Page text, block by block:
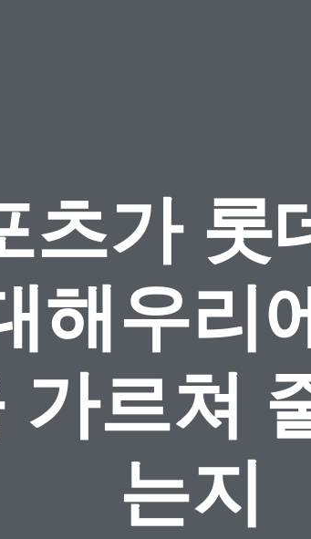
츠가 롯
해우리
가르쳐
는지